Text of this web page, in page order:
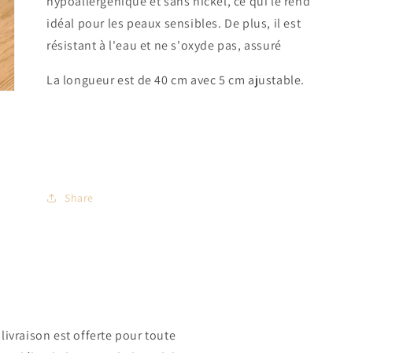
idéal pour les peaux sensibles. De plus, il est
résistant à l'eau et ne s'oxyde pas, assuré
La longueur est de 40 cm avec 5 cm ajustable.
Share
livraison est offerte pour toute